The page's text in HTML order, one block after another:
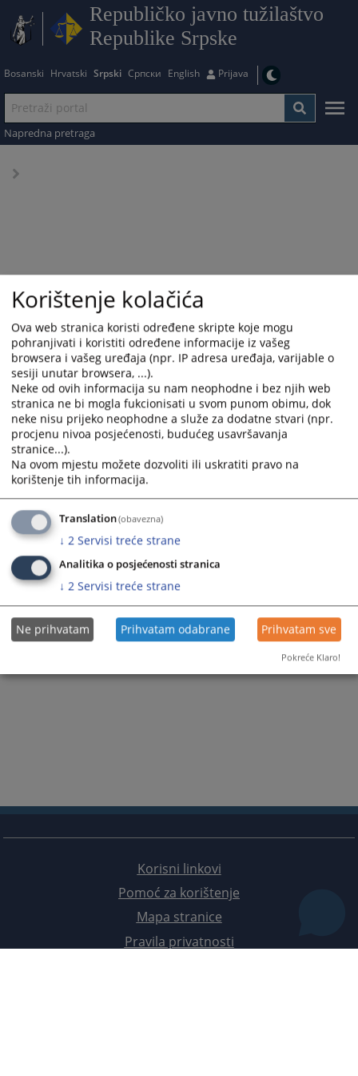
Republičko javno tužilaštvo
Republike Srpske
Bosanski Hrvatski Srpski Српски English Prijava
Napredna pretraga
Trenutno nema vijesti
Korisni linkovi
Pomoć za korištenje
Mapa stranice
Pravila privatnosti
Korištenje kolačića
Ova web stranica koristi određene skripte koje mogu
pohranjivati i koristiti određene informacije iz vašeg
browsera i vašeg uređaja (npr. IP adresa uređaja, varijable o
sesiji unutar browsera, ...).
Neke od ovih informacija su nam neophodne i bez njih web
stranica ne bi mogla fukcionisati u svom punom obimu, dok
neke nisu prijeko neophodne a služe za dodatne stvari (npr.
procjenu nivoa posjećenosti, budućeg usavršavanja
stranice...).
Na ovom mjestu možete dozvoliti ili uskratiti pravo na
korištenje tih informacija.
Translation(obavezna)
↓ 2 Servisi treće strane
Analitika o posjećenosti stranica
↓ 2 Servisi treće strane
Ne prihvatam Prihvatam odabrane Prihvatam sve
Pokreće Klaro!